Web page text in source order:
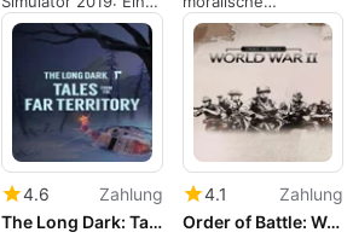
Sandbox für
Bauherren und
Gerichtssimulation,
die Ihr
Urteilsvermögen
4.6
Zahlung
The Long Dark: Tales from the Far Territory
4.1
Zahlung
Order of Battle: World War II